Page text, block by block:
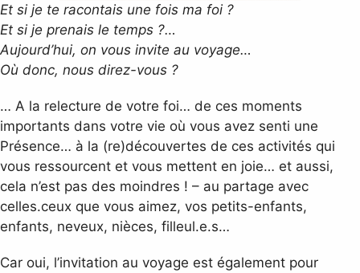
Et si je te racontais une fois ma foi ?
Et si je prenais le temps ?…
Aujourd’hui, on vous invite au voyage…
Où donc, nous direz-vous ?
… A la relecture de votre foi… de ces moments
importants dans votre vie où vous avez senti une
Présence… à la (re)découvertes de ces activités qui
vous ressourcent et vous mettent en joie… et aussi,
cela n’est pas des moindres ! – au partage avec
celles.ceux que vous aimez, vos petits-enfants,
enfants, neveux, nièces, filleul.e.s…
Car oui, l’invitation au voyage est également pour